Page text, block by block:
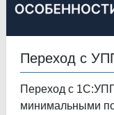
Переход с
Переход с
минимальными